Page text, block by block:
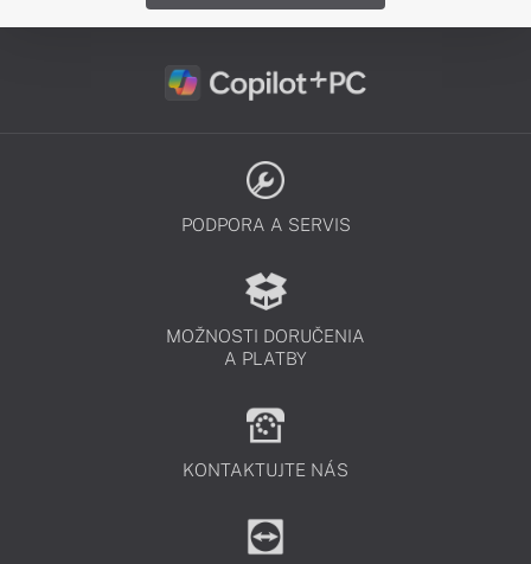
PODPORA A SERVIS
MOŽNOSTI DORUČENIA
A PLATBY
KONTAKTUJTE NÁS